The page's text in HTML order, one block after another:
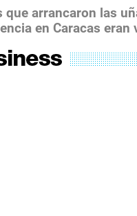
que arrancaron las
en Caracas